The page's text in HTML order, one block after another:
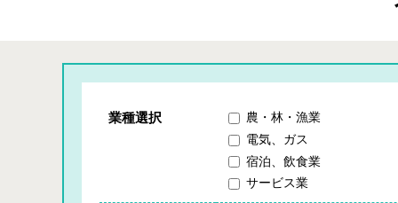
業種選択
農・林・漁業
電気、ガス
宿泊、飲食業
サービス業